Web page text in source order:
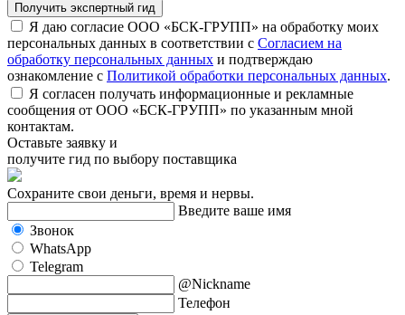
Получить экспертный гид
Я даю согласие ООО «БСК-ГРУПП» на обработку моих
персональных данных в соответствии с Согласием на
обработку персональных данных и подтверждаю
ознакомление с Политикой обработки персональных данных.
Я согласен получать информационные и рекламные
сообщения от ООО «БСК-ГРУПП» по указанным мной
контактам.
Оставьте заявку и
получите гид по выбору поставщика
Сохраните свои деньги, время и нервы.
Введите ваше имя
Звонок
WhatsApp
Telegram
@Nickname
Телефон